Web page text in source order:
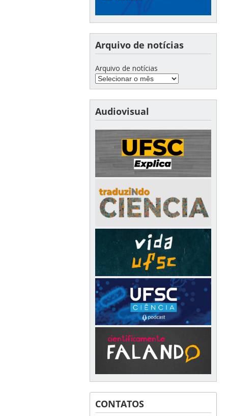
Arquivo de notícias
Arquivo de notícias
Audiovisual
CONTATOS